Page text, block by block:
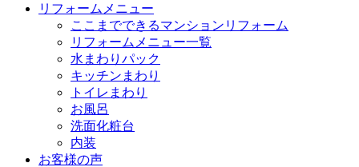
リフォームメニュー
ここまでできるマンションリフォーム
リフォームメニュー一覧
水まわりパック
キッチンまわり
トイレまわり
お風呂
洗面化粧台
内装
お客様の声